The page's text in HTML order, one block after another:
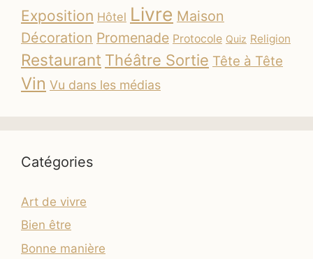
Exposition Hôtel Livre Maison
Décoration Promenade Protocole Quiz Religion
Restaurant Théâtre Sortie Tête à Tête
Vin Vu dans les médias
Catégories
Art de vivre
Bien être
Bonne manière